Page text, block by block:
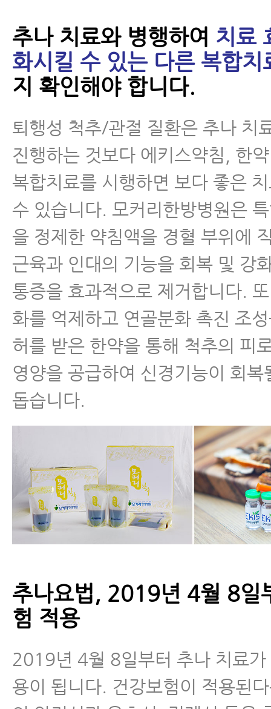
추나 치료와 병행하여 치료
화시킬 수 있는 다른 복합치
지 확인해야 합니다.
퇴행성 척추/관절 질환은 추나 치
진행하는 것보다 에키스약침, 한
복합치료를 시행하면 보다 좋은
수 있습니다. 모커리한방병원은
을 정제한 약침액을 경혈 부위에
근육과 인대의 기능을 회복 및 강
통증을 효과적으로 제거합니다.
화를 억제하고 연골분화 촉진 조
허를 받은 한약을 통해 척추의 피
영양을 공급하여 신경기능이 회복
돕습니다.
추나요법, 2019년 4월 8일
험 적용
2019년 4월 8일부터 추나 치료가
용이 됩니다. 건강보험이 적용된